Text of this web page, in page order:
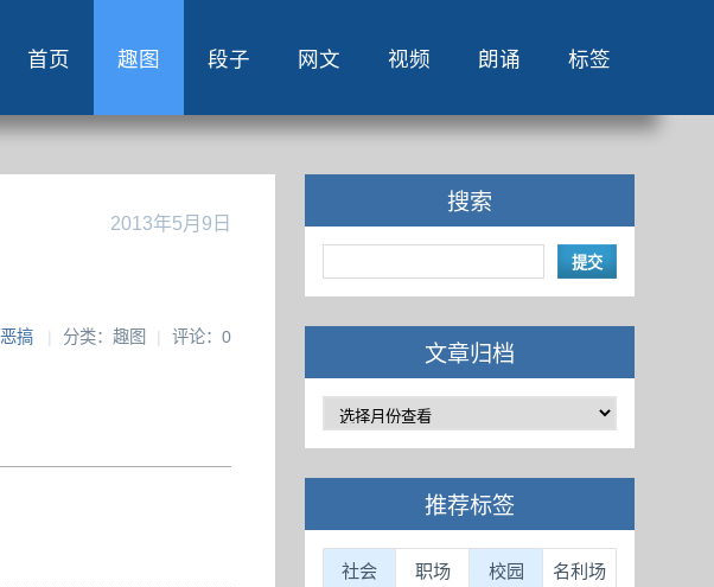
首页 趣图 段子 网文 视频 朗诵 标签
2013年5月9日
恶搞 | 分类：趣图 | 评论：0
搜索
文章归档
推荐标签
社会 职场 校园 名利场